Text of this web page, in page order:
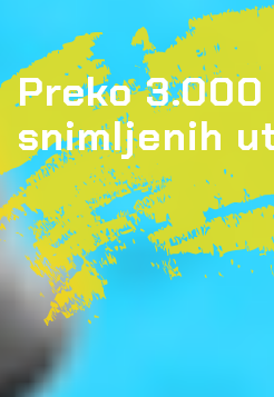
Preko 3.000
snimljenih